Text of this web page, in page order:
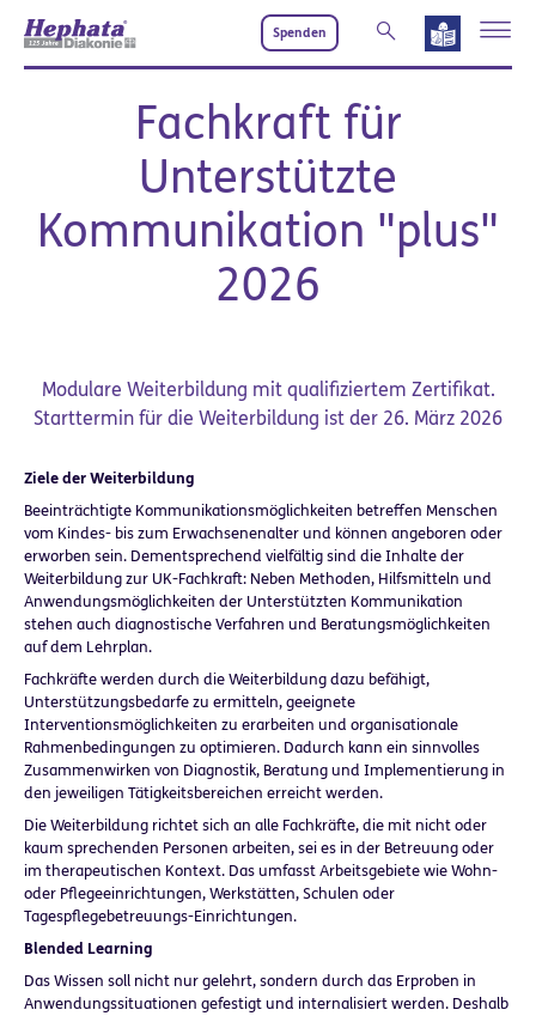
Spenden
Fachkraft für
Unterstützte
Kommunikation "plus"
2026
Modulare Weiterbildung mit qualifiziertem Zertifikat.
Starttermin für die Weiterbildung ist der 26. März 2026
Ziele der Weiterbildung
Beeinträchtigte Kommunikationsmöglichkeiten betreffen Menschen
vom Kindes- bis zum Erwachsenenalter und können angeboren oder
erworben sein. Dementsprechend vielfältig sind die Inhalte der
Weiterbildung zur UK-Fachkraft: Neben Methoden, Hilfsmitteln und
Anwendungsmöglichkeiten der Unterstützten Kommunikation
stehen auch diagnostische Verfahren und Beratungsmöglichkeiten
auf dem Lehrplan.
Fachkräfte werden durch die Weiterbildung dazu befähigt,
Unterstützungsbedarfe zu ermitteln, geeignete
Interventionsmöglichkeiten zu erarbeiten und organisationale
Rahmenbedingungen zu optimieren. Dadurch kann ein sinnvolles
Zusammenwirken von Diagnostik, Beratung und Implementierung in
den jeweiligen Tätigkeitsbereichen erreicht werden.
Die Weiterbildung richtet sich an alle Fachkräfte, die mit nicht oder
kaum sprechenden Personen arbeiten, sei es in der Betreuung oder
im therapeutischen Kontext. Das umfasst Arbeitsgebiete wie Wohn-
oder Pflegeeinrichtungen, Werkstätten, Schulen oder
Tagespflegebetreuungs-Einrichtungen.
Blended Learning
Das Wissen soll nicht nur gelehrt, sondern durch das Erproben in
Anwendungssituationen gefestigt und internalisiert werden. Deshalb